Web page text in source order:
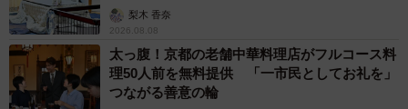
梨木 香奈
2026.08.08
太っ腹！京都の老舗中華料理店がフルコース料
理50人前を無料提供 「一市民としてお礼を」
つながる善意の輪